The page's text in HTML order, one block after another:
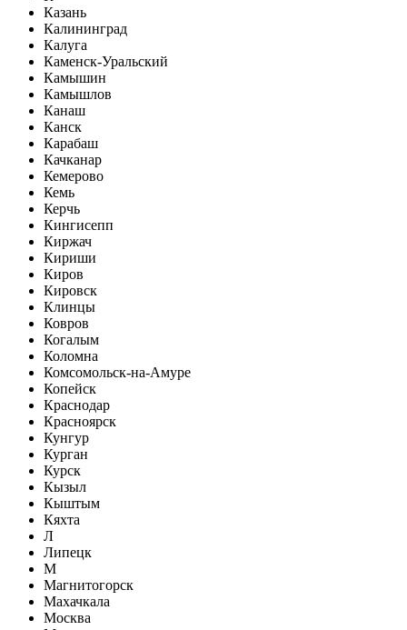
Казань
Калининград
Калуга
Каменск-Уральский
Камышин
Камышлов
Канаш
Канск
Карабаш
Качканар
Кемерово
Кемь
Керчь
Кингисепп
Киржач
Кириши
Киров
Кировск
Клинцы
Ковров
Когалым
Коломна
Комсомольск-на-Амуре
Копейск
Краснодар
Красноярск
Кунгур
Курган
Курск
Кызыл
Кыштым
Кяхта
Л
Липецк
М
Магнитогорск
Махачкала
Москва